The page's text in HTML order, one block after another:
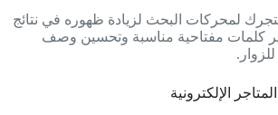
لمحركات البحث لزيادة ظهوره في نتائج
كلمات مفتاحية مناسبة وتحسين وصف
الإلكترونية